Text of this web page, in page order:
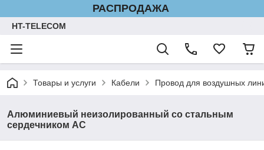
РАСПРОДАЖА
HT-TELECOM
Товары и услуги Кабели Провод для воздушных
Алюминиевый неизолированный со стальным
сердечником АС